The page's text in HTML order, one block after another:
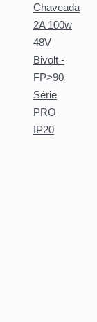
Chaveada
2A 100w
48V
Bivolt -
FP>90
Série
PRO
IP20